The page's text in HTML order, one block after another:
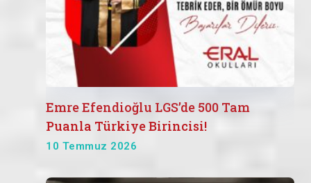
Emre Efendioğlu LGS’de 500 Tam
Puanla Türkiye Birincisi!
10 Temmuz 2026